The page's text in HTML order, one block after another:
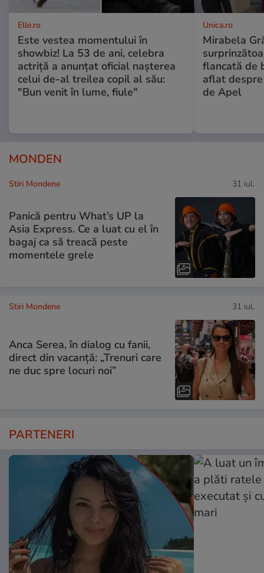
Elle.ro
Este vestea momentului în
showbiz! La 53 de ani, celebra
actriță a anunțat oficial nașterea
celui de-al treilea copil al său:
"Bun venit în lume, fiule"
Unica.ro
Mirabela
flancată de
aflat
de Apel
MONDEN
Stiri Mondene 31 iul.
Panică pentru What’s UP la
Asia Express. Ce a luat cu el în
bagaj ca să treacă peste
momentele grele
Stiri Mondene 31 iul.
Anca Serea, în dialog cu fanii,
direct din vacanță: „Trenuri care
ne duc spre locuri noi”
PARTENERI